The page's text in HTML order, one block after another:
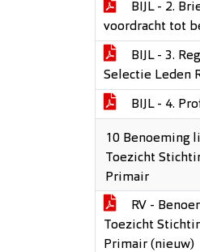
BIJL - 2.
voordracht tot
BIJL - 3.
Selectie Leden
BIJL - 4.
10 Benoeming
Toezicht
Primair
RV -
Toezicht
Primair (nieuw)